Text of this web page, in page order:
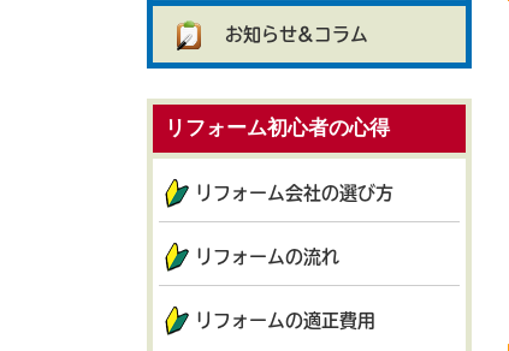
お知らせ&コラム
リフォーム初心者の心得
リフォーム会社の選び方
リフォームの流れ
リフォームの適正費用